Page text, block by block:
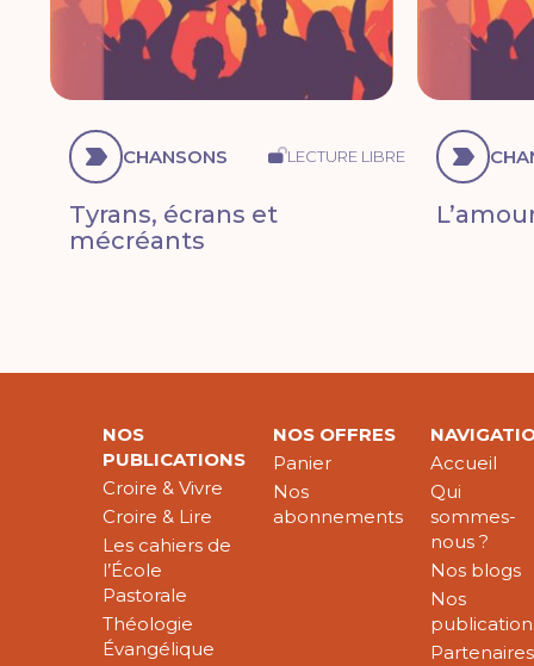
CHANSONS LECTURE LIBRE
Tyrans, écrans et
mécréants
NOS
PUBLICATIONS
Croire & Vivre
Croire & Lire
Les cahiers de
l’École
Pastorale
Théologie
Évangélique
NOS OFFRES
Panier
Nos
abonnements
Accueil
Qui
sommes-
nous ?
Nos blogs
Nos
Partenaires